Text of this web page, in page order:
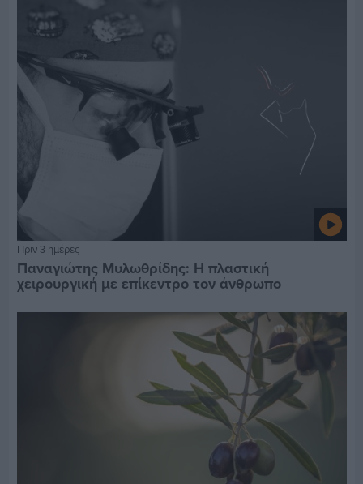
Πριν 3 ημέρες
Παναγιώτης Μυλωθρίδης: Η πλαστική
χειρουργική με επίκεντρο τον άνθρωπο